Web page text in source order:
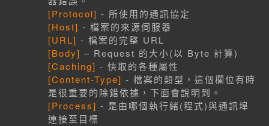
[Protocol] - 所使用的通訊協定
[Host] - 檔案的來源伺服器
[URL] - 檔案的完整 URL
[Body] – Request 的大小(以 Byte 計算)
[Caching] - 快取的各種屬性
[Content-Type] - 檔案的類型，這個欄位有時
是很重要的除錯依據，下面會說明到。
[Process] - 是由哪個執行緒(程式)與通訊埠
連接至目標